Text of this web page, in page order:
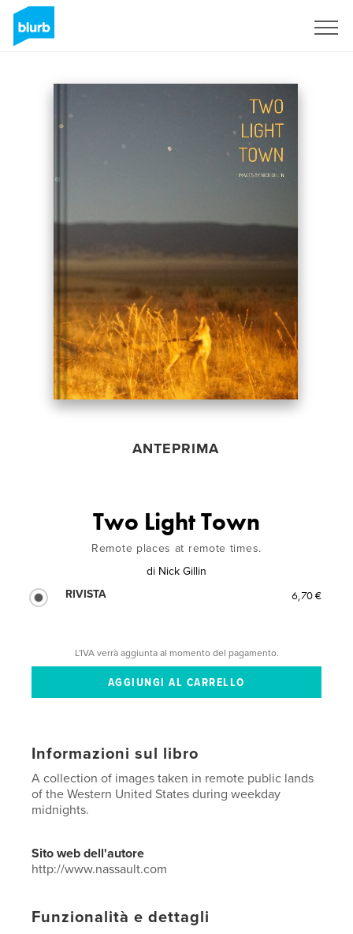
ANTEPRIMA
Two Light Town
Remote places at remote times.
di Nick Gillin
RIVISTA
6,70 €
L'IVA verrà aggiunta al momento del pagamento.
Informazioni sul libro
A collection of images taken in remote public lands
of the Western United States during weekday
midnights.
Sito web dell'autore
http://www.nassault.com
Funzionalità e dettagli